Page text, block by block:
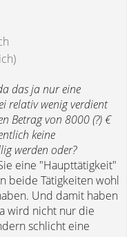
das ja nur eine
relativ wenig verdient
Betrag von 8000 (?) €
keine
werden oder?
eine "Haupttätigkeit"
beide Tätigkeiten wohl
Und damit haben
wird nicht nur die
schlicht eine